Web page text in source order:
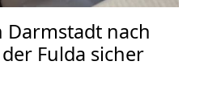
Darmstadt nach
Fulda sicher